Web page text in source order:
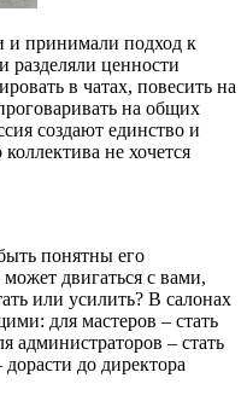
и принимали подход к
разделяли ценности
в чатах, повесить на
на общих
создают единство и
не хочется
понятны его
двигаться с вами,
или усилить? В салонах
для мастеров – стать
администраторов – стать
до директора